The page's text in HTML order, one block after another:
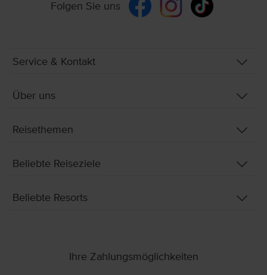
Folgen Sie uns
Service & Kontakt
Über uns
Reisethemen
Beliebte Reiseziele
Beliebte Resorts
Ihre Zahlungsmöglichkeiten